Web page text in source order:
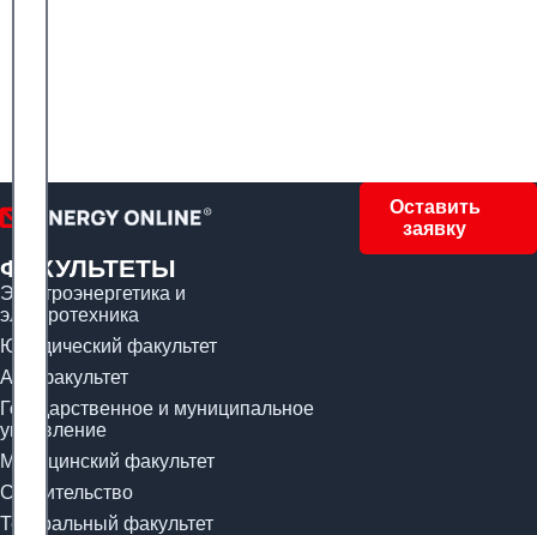
Оставить
заявку
ФАКУЛЬТЕТЫ
Электроэнергетика и
электротехника
Юридический факультет
Арт-факультет
Государственное и муниципальное
управление
Медицинский факультет
Строительство
Театральный факультет